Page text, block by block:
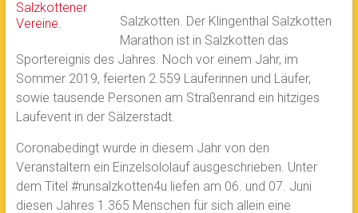
Salzkotten. Der Klingenthal Salzkotten
Marathon ist in Salzkotten das
Sportereignis des Jahres. Noch vor einem Jahr, im
Sommer 2019, feierten 2.559 Läuferinnen und Läufer,
sowie tausende Personen am Straßenrand ein hitziges
Laufevent in der Sälzerstadt.
Coronabedingt wurde in diesem Jahr von den
Veranstaltern ein Einzelsololauf ausgeschrieben. Unter
dem Titel #runsalzkotten4u liefen am 06. und 07. Juni
diesen Jahres 1.365 Menschen für sich allein eine